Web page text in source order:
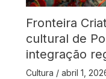
Fronteira
cultural de
integração
Cultura / abril 1,